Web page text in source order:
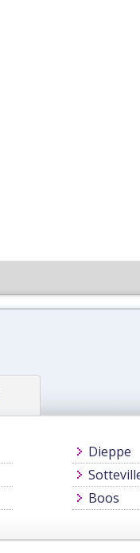
Dieppe
Boos